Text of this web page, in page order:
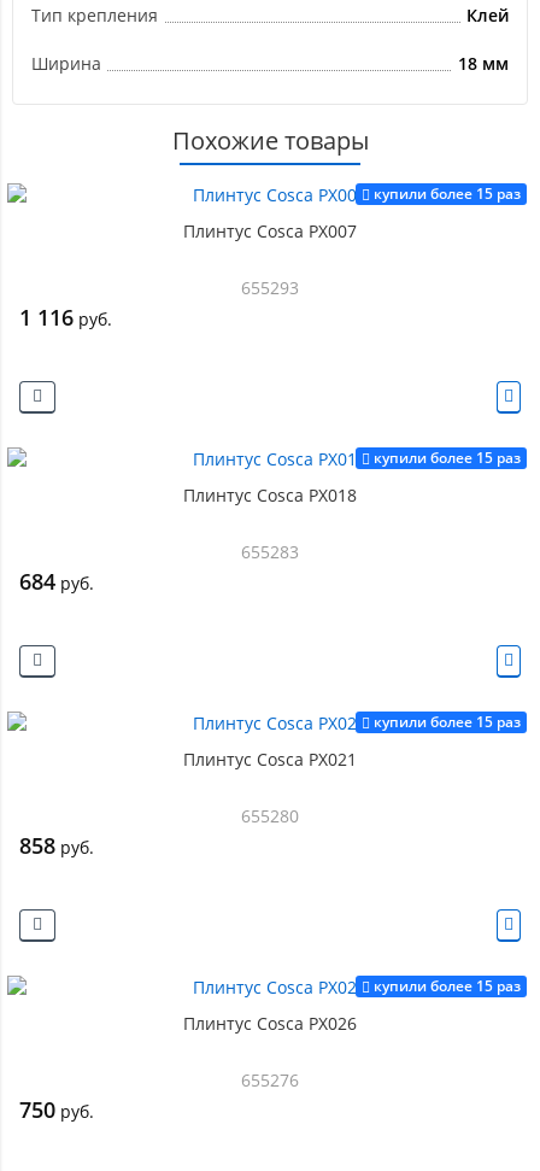
Тип крепления Клей
Ширина 18 мм
Похожие товары
купили более 15 раз
Плинтус Cosca PX007
655293
1 116 руб.
купили более 15 раз
Плинтус Cosca PX018
655283
684 руб.
купили более 15 раз
Плинтус Cosca PX021
655280
858 руб.
купили более 15 раз
Плинтус Cosca PX026
655276
750 руб.